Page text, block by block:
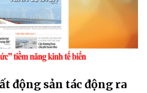
động sản tác động ra